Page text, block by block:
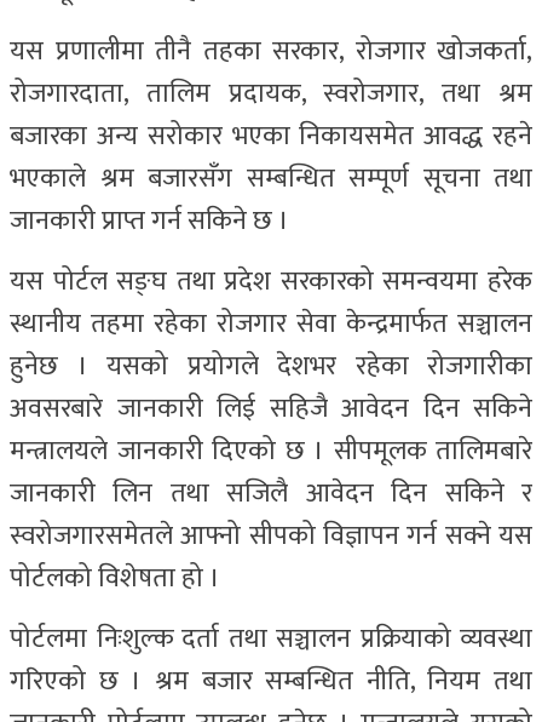
यस प्रणालीमा तीनै तहका सरकार, रोजगार खोजकर्ता,
रोजगारदाता, तालिम प्रदायक, स्वरोजगार, तथा श्रम
बजारका अन्य सरोकार भएका निकायसमेत आवद्ध रहने
भएकाले श्रम बजारसँग सम्बन्धित सम्पूर्ण सूचना तथा
जानकारी प्राप्त गर्न सकिने छ ।
यस पोर्टल सङ्घ तथा प्रदेश सरकारको समन्वयमा हरेक
स्थानीय तहमा रहेका रोजगार सेवा केन्द्रमार्फत सञ्चालन
हुनेछ । यसको प्रयोगले देशभर रहेका रोजगारीका
अवसरबारे जानकारी लिई सहिजै आवेदन दिन सकिने
मन्त्रालयले जानकारी दिएको छ । सीपमूलक तालिमबारे
जानकारी लिन तथा सजिलै आवेदन दिन सकिने र
स्वरोजगारसमेतले आफ्नो सीपको विज्ञापन गर्न सक्ने यस
पोर्टलको विशेषता हो ।
पोर्टलमा निःशुल्क दर्ता तथा सञ्चालन प्रक्रियाको व्यवस्था
गरिएको छ । श्रम बजार सम्बन्धित नीति, नियम तथा